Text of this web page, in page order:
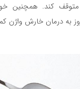
کند. همچنین
به درمان خارش واژن